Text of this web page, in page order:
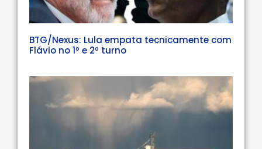
BTG/Nexus: Lula empata tecnicamente com
Flávio no 1º e 2º turno